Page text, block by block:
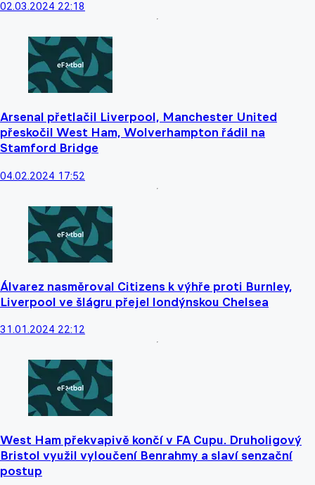
02.03.2024 22:18
Arsenal přetlačil Liverpool, Manchester United
přeskočil West Ham, Wolverhampton řádil na
Stamford Bridge
04.02.2024 17:52
Álvarez nasměroval Citizens k výhře proti Burnley,
Liverpool ve šlágru přejel londýnskou Chelsea
31.01.2024 22:12
West Ham překvapivě končí v FA Cupu. Druholigový
Bristol využil vyloučení Benrahmy a slaví senzační
postup